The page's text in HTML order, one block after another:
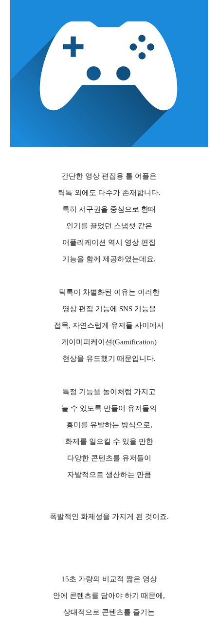
간단한 영상 편집용 툴 어플은
틱톡 외에도 다수가 존재합니다.
특히 서구권을 중심으로 한때
인기를 끌었던 스냅챗 같은
어플리케이션 역시 영상 편집
기능을 함께 제공하였는데요.
틱톡이 차별화된 이유는 이러한
영상 편집 기능에 SNS 기능을
접목, 자연스럽게 유저들 사이에서
게이미피케이션(Gamification)
현상을 유도했기 때문입니다.
특정 기능을 놀이처럼 가지고
놀 수 있도록 만들어 유저들의
흥미를 유발하는 방식으로,
화제를 일으킬 수 있을 만한
다양한 콘텐츠를 유저들이
자발적으로 생산하는 만큼
폭발적인 화제성을 가지게 된 것이죠.
15초 가량의 비교적 짧은 영상
안에 콘텐츠를 담아야 하기 때문에 ,
상대적으로 콘텐츠를 즐기는